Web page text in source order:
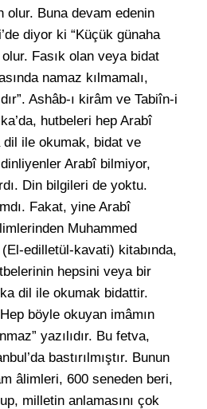
olur. Buna devam edenin
diyor ki “Küçük günaha
Fasık olan veya bidat
namaz kılmamalı,
Ashâb-ı kirâm ve Tabiîn-i
hutbeleri hep Arabî
ile okumak, bidat ve
Arabî bilmiyor,
Din bilgileri de yoktu.
Fakat, yine Arabî
Muhammed
edilletül-kavati) kitabında,
hepsini veya bir
dil ile okumak bidattir.
böyle okuyan imâmın
yazılıdır. Bu fetva,
bastırılmıştır. Bunun
âlimleri, 600 seneden beri,
milletin anlamasını çok